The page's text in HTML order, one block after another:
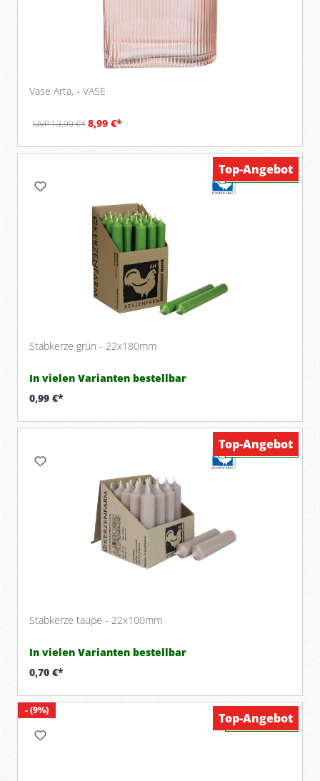
Vase Arta, - VASE
UVP 13,99 €*8,99 €*
Stabkerze grün - 22x180mm
In vielen Varianten bestellbar
0,99 €*
Verfügbar
Top-Angebot
Stabkerze taupe - 22x100mm
In vielen Varianten bestellbar
0,70 €*
Verfügbar
Top-Angebot
- (9%)
Verfügbar
Top-Angebot